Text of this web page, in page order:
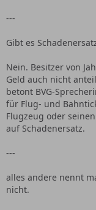
---
Gibt es
Nein. Besitzer von
Geld auch nicht
betont BVG-
für Flug- und
Flugzeug oder
auf Schadenersatz.
---
alles andere nennt
nicht.